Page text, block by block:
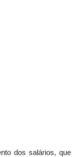
dos salários, que